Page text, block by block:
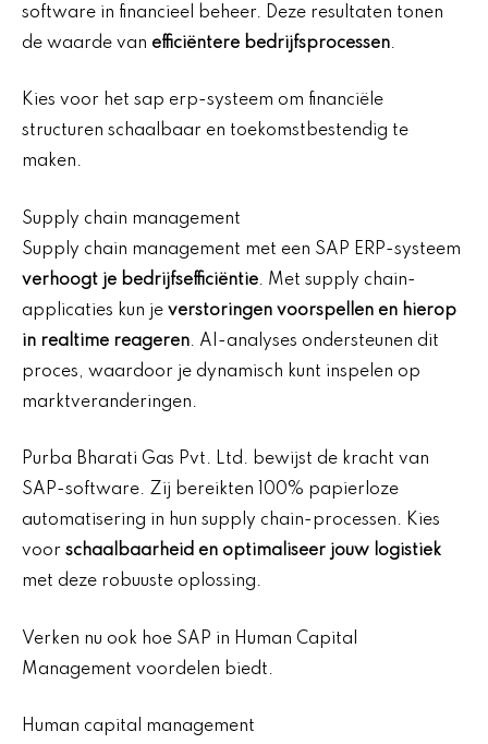
software in financieel beheer. Deze resultaten tonen
de waarde van efficiëntere bedrijfsprocessen.
Kies voor het sap erp-systeem om financiële
structuren schaalbaar en toekomstbestendig te
maken.
Supply chain management
Supply chain management met een SAP ERP-systeem
verhoogt je bedrijfsefficiëntie. Met supply chain-
applicaties kun je verstoringen voorspellen en hierop
in realtime reageren. AI-analyses ondersteunen dit
proces, waardoor je dynamisch kunt inspelen op
marktveranderingen.
Purba Bharati Gas Pvt. Ltd. bewijst de kracht van
SAP-software. Zij bereikten 100% papierloze
automatisering in hun supply chain-processen. Kies
voor schaalbaarheid en optimaliseer jouw logistiek
met deze robuuste oplossing.
Verken nu ook hoe SAP in Human Capital
Management voordelen biedt.
Human capital management